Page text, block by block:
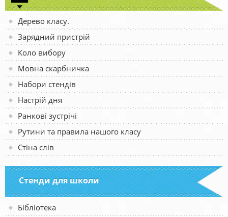
Дерево класу.
Зарядний пристрій
Коло вибору
Мовна скарбничка
Набори стендів
Настрій дня
Ранкові зустрічі
Рутини та правила нашого класу
Стіна слів
Стенди для школи
Бібліотека